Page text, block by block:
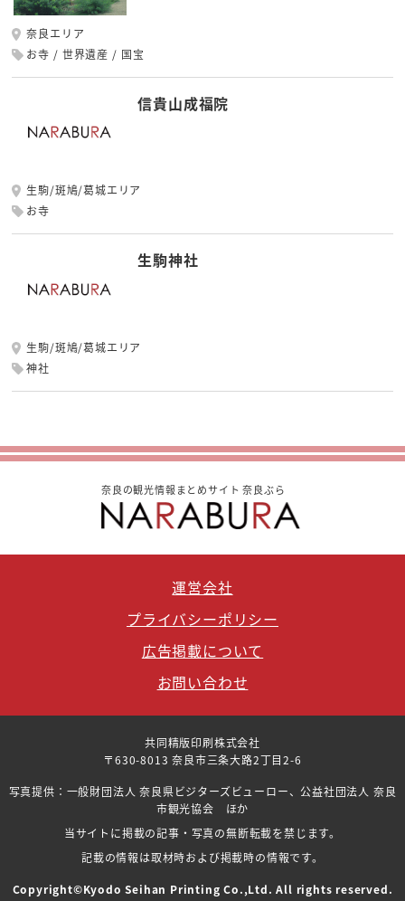
奈良エリア
お寺
世界遺産 国宝
信貴山成福院
生駒/斑鳩/葛城エリア
お寺
生駒神社
生駒/斑鳩/葛城エリア
神社
奈良の観光情報まとめサイト 奈良ぶら
運営会社
プライバシーポリシー
広告掲載について
お問い合わせ
共同精版印刷株式会社
〒630-8013 奈良市三条大路2丁目2-6
写真提供：一般財団法人 奈良県ビジターズビューロー、公益社団法人 奈良
市観光協会 ほか
当サイトに掲載の記事・写真の無断転載を禁じます。
記載の情報は取材時および掲載時の情報です。
Copyright©Kyodo Seihan Printing Co.,Ltd. All rights reserved.